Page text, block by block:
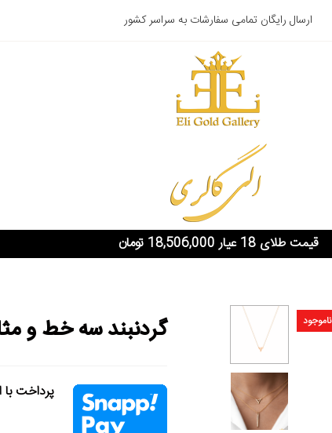
ارسال رایگان تمامی سفارشات به سراسر کشور
قیمت طلای 18 عیار 18,506,000 تومان
ناموجود گردنبند سه خط و
پرداخت با